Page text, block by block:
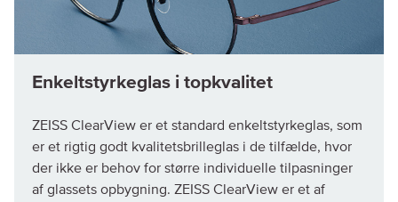
Enkeltstyrkeglas i topkvalitet
ZEISS ClearView er et standard enkeltstyrkeglas, som
er et rigtig godt kvalitetsbrilleglas i de tilfælde, hvor
der ikke er behov for større individuelle tilpasninger
af glassets opbygning. ZEISS ClearView er et af